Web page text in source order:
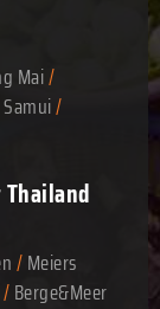
Mai/
/
/Meiers
/Berge&Meer